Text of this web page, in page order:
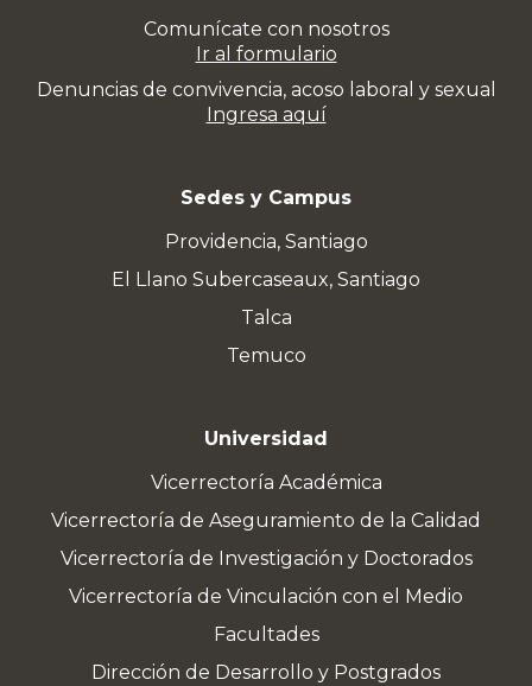
Comunícate con nosotros
Ir al formulario
Denuncias de convivencia, acoso laboral y sexual
Ingresa aquí
Sedes y Campus
Providencia, Santiago
El Llano Subercaseaux, Santiago
Talca
Temuco
Universidad
Vicerrectoría Académica
Vicerrectoría de Aseguramiento de la Calidad
Vicerrectoría de Investigación y Doctorados
Vicerrectoría de Vinculación con el Medio
Facultades
Dirección de Desarrollo y Postgrados